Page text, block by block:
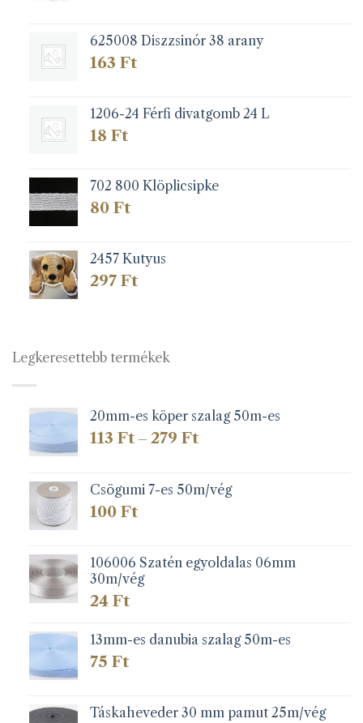
625008 Diszzsinór 38 arany
163 Ft
1206-24 Férfi divatgomb 24 L
18 Ft
702 800 Klöplicsipke
80 Ft
2457 Kutyus
297 Ft
Legkeresettebb termékek
20mm-es köper szalag 50m-es
113 Ft – 279 FtÁrtartomány:
279 Ft
Csögumi 7-es 50m/vég
100 Ft
106006 Szatén egyoldalas 06mm
30m/vég
24 Ft
13mm-es danubia szalag 50m-es
75 Ft
Táskaheveder 30 mm pamut 25m/vég